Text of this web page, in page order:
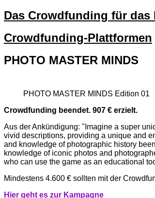
Das Crowdfunding für das
Crowdfunding-Plattformen
PHOTO MASTER MINDS
PHOTO MASTER MINDS Edition 01
Crowdfunding beendet. 907 € erzielt.
Aus der Ankündigung: "Imagine a super
vivid descriptions, providing a unique and
and knowledge of photographic history
knowledge of iconic photos and
who can use the game as an educational
Mindestens 4.600 € sollten mit der
Hier geht es zur Kampagne